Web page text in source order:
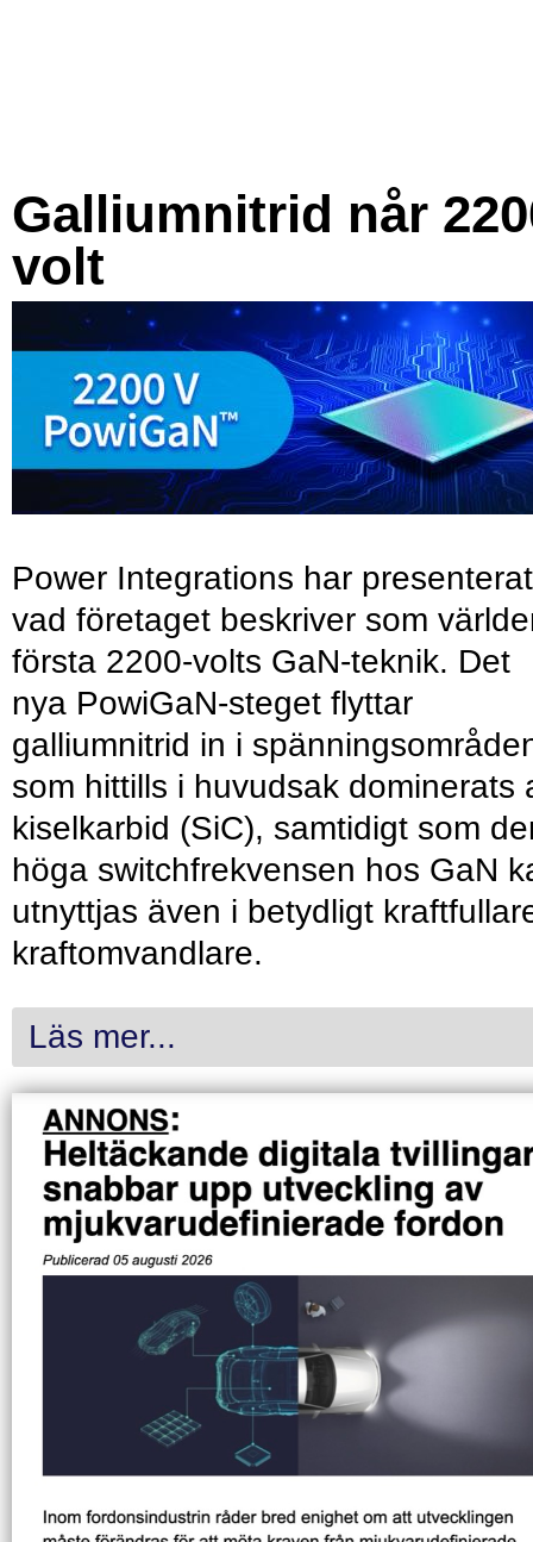
Galliumnitrid når
volt
Power Integrations har presenterat
vad företaget beskriver som
första 2200-volts GaN-teknik. Det
nya PowiGaN-steget flyttar
galliumnitrid in i
som hittills i huvudsak dominerats
kiselkarbid (SiC), samtidigt som
höga switchfrekvensen hos GaN
utnyttjas även i betydligt
kraftomvandlare.
Läs mer...